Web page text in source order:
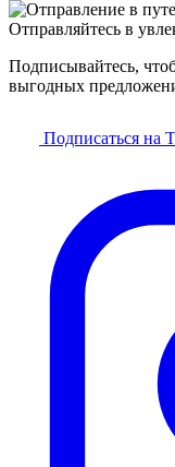
Отправляйтесь в
Подписывайтесь,
выгодных
Подписаться на